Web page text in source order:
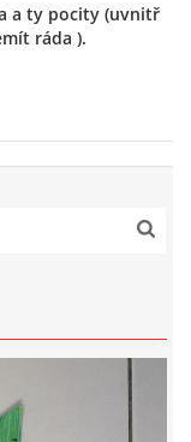
a ty pocity (uvnitř
ráda ).